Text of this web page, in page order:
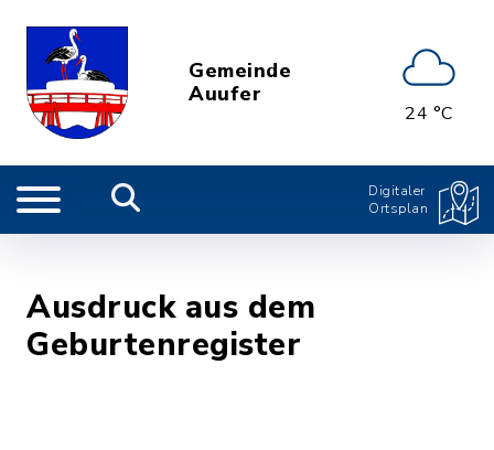
Gemeinde
Auufer
24 °C
Digitaler
Ortsplan
Ausdruck aus dem
Geburtenregister